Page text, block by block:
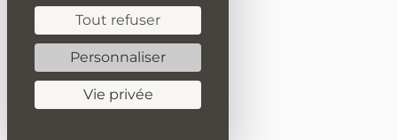
Tout refuser
Personnaliser
Vie privée